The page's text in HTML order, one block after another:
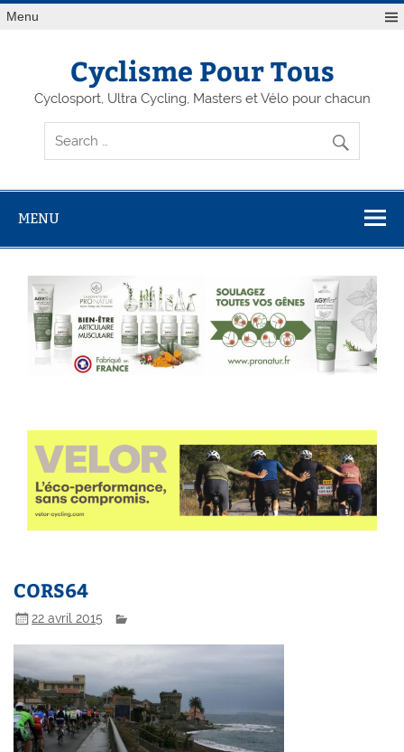
Menu
Cyclisme Pour Tous
Cyclosport, Ultra Cycling, Masters et Vélo pour chacun
MENU
CORS64
22 avril 2015